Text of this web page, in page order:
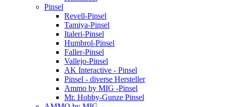
Pinsel
Revell-Pinsel
Tamiya-Pinsel
Italeri-Pinsel
Humbrol-Pinsel
Faller-Pinsel
Vallejo-Pinsel
AK Interactive - Pinsel
Pinsel - diverse Hersteller
Ammo by MIG -Pinsel
Mr. Hobby-Gunze Pinsel